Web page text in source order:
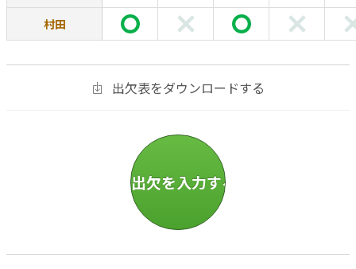
村田
出欠表をダウンロードする